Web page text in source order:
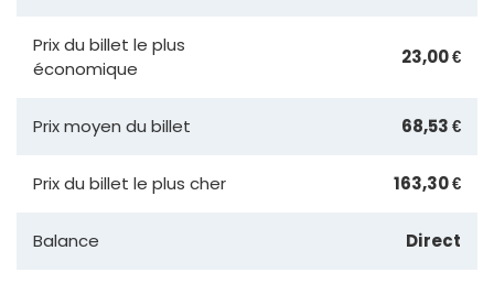
Prix du billet le plus
économique
23,00 €
Prix moyen du billet 68,53 €
Prix du billet le plus cher 163,30 €
Balance Direct